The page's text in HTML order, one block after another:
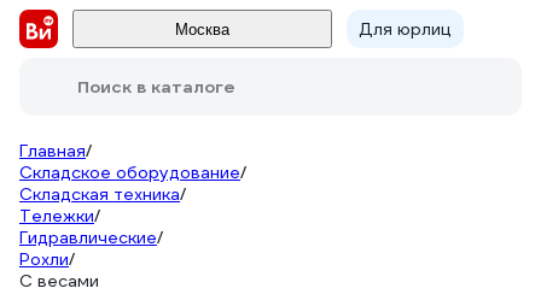
Москва Для юрлиц
Поиск в каталоге
Главная/
Складское оборудование/
Складская техника/
Тележки/
Гидравлические/
Рохли/
С весами